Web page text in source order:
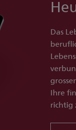
Das
Ihre
richtig